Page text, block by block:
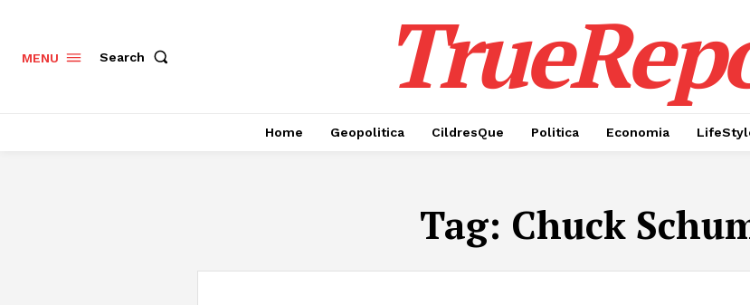
MENU Search
Home Geopolitica CildresQue Politica Economia
Tag: Chuck